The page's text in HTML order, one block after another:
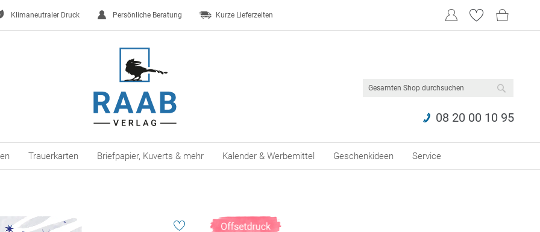
Klimaneutraler Druck Persönliche Beratung Kurze Lieferzeiten
08 20 00 10 95
Trauerkarten Briefpapier, Kuverts & mehr Kalender & Werbemittel Geschenkideen Service